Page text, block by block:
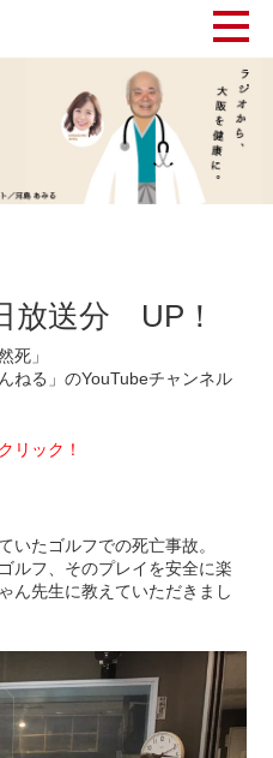
放送分 UP！
死」
ねる」のYouTubeチャンネル
リック！
いたゴルフでの死亡事故。
ルフ、そのプレイを安全に楽
ん先生に教えていただきまし